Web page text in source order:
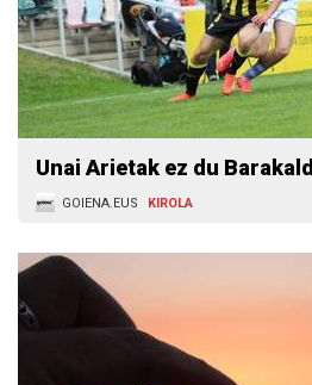
Unai Arietak ez du
GOIENA.EUS KIROLA